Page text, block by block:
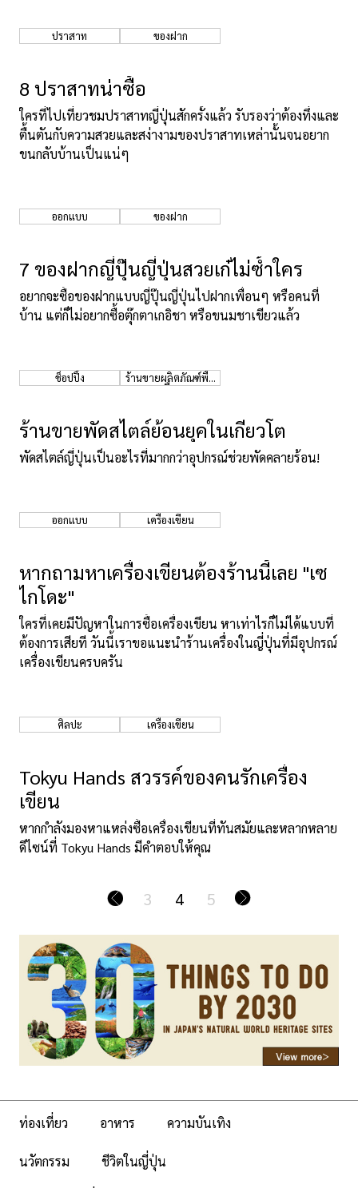
ปราสาท ของฝาก
8 ปราสาทน่าซื้อ
ใครที่ไปเที่ยวชมปราสาทญี่ปุ่นสักครั้งแล้ว รับรองว่าต้องทึ่งและ
ตื้นตันกับความสวยและสง่างามของปราสาทเหล่านั้นจนอยาก
ขนกลับบ้านเป็นแน่ๆ
ออกแบบ ของฝาก
7 ของฝากญี่ปุ๊นญี่ปุ่นสวยเก๋ไม่ซ้ำใคร
อยากจะซื้อของฝากแบบญี่ปุ๊นญี่ปุ่นไปฝากเพื่อนๆ หรือคนที่
บ้าน แต่ก็ไม่อยากซื้อตุ๊กตาเกอิชา หรือขนมชาเขียวแล้ว
ช็อปปิ้ง
ร้านขายผลิตภัณฑ์พื้น
เมือง
ร้านขายพัดสไตล์ย้อนยุคในเกียวโต
พัดสไตล์ญี่ปุ่นเป็นอะไรที่มากกว่าอุปกรณ์ช่วยพัดคลายร้อน!
ออกแบบ เครื่องเขียน
หากถามหาเครื่องเขียนต้องร้านนี้เลย "เซ
ไกโดะ"
ใครที่เคยมีปัญหาในการซื้อเครื่องเขียน หาเท่าไรก็ไม่ได้แบบที่
ต้องการเสียที วันนี้เราขอแนะนำร้านเครื่องในญี่ปุ่นที่มีอุปกรณ์
เครื่องเขียนครบครัน
ศิลปะ เครื่องเขียน
Tokyu Hands สวรรค์ของคนรักเครื่อง
เขียน
หากกำลังมองหาแหล่งซื้อเครื่องเขียนที่ทันสมัยและหลากหลาย
ดีไซน์ที่ Tokyu Hands มีคำตอบให้คุณ
3 4 5
ท่องเที่ยว อาหาร ความบันเทิง
นวัตกรรม ชีวิตในญี่ปุ่น